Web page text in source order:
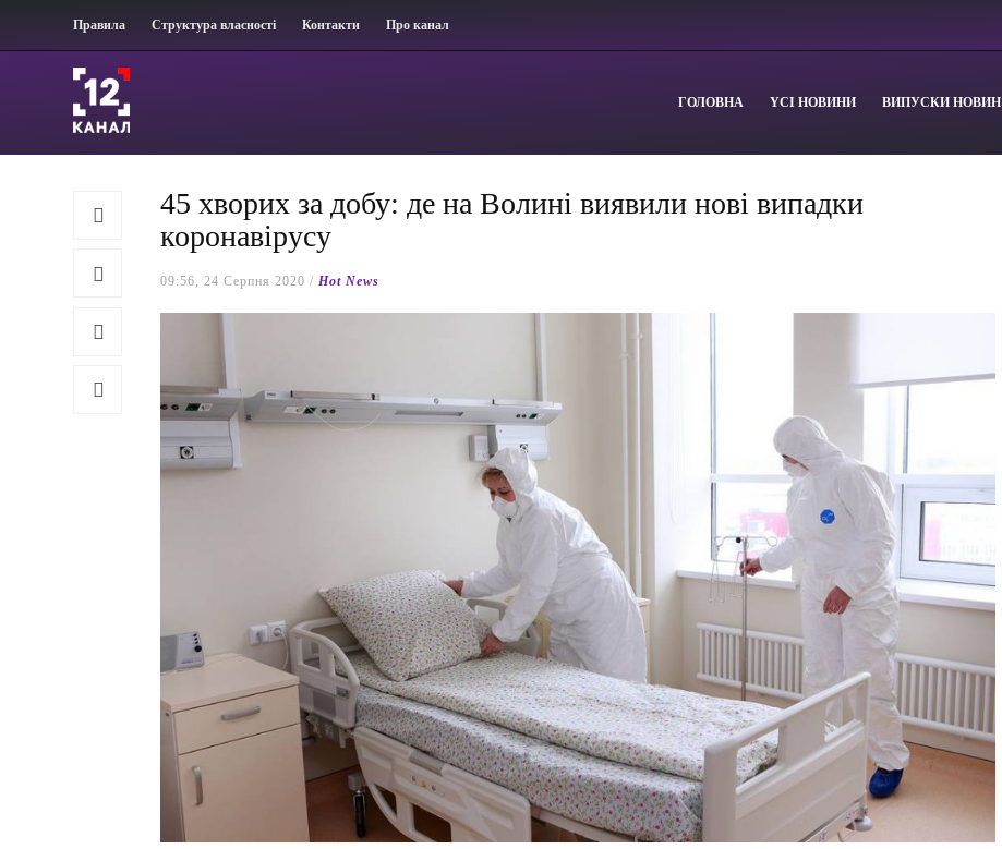
Правила Структура власності Контакти Про канал
ГОЛОВНА YСІ НОВИНИ ВИПУСКИ НОВИН
45 хворих за добу: де на Волині виявили нові випадки
коронавірусу
09:56, 24 Серпня 2020 /Hot News